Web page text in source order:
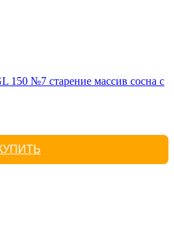
№7 старение массив сосна с